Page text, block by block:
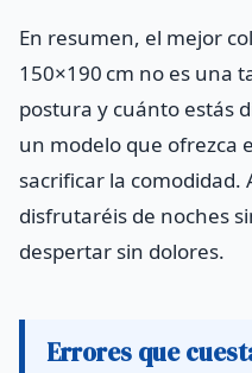
En resumen, el mejor
150×190 cm no es una
postura y cuánto estás
un modelo que ofrezca
sacrificar la
disfrutaréis de noches
despertar sin dolores.
Errores que